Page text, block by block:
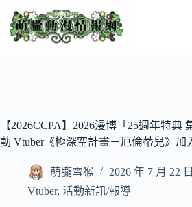
至
【2026CCPA】2026漫博「25週年特典
動 Vtuber《極深空計畫－厄倫蒂兒》加
萌朧雪猴
2026 年 7 月 22 日
Vtuber, 活動新訊/報導